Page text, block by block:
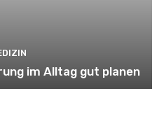
im Alltag gut planen